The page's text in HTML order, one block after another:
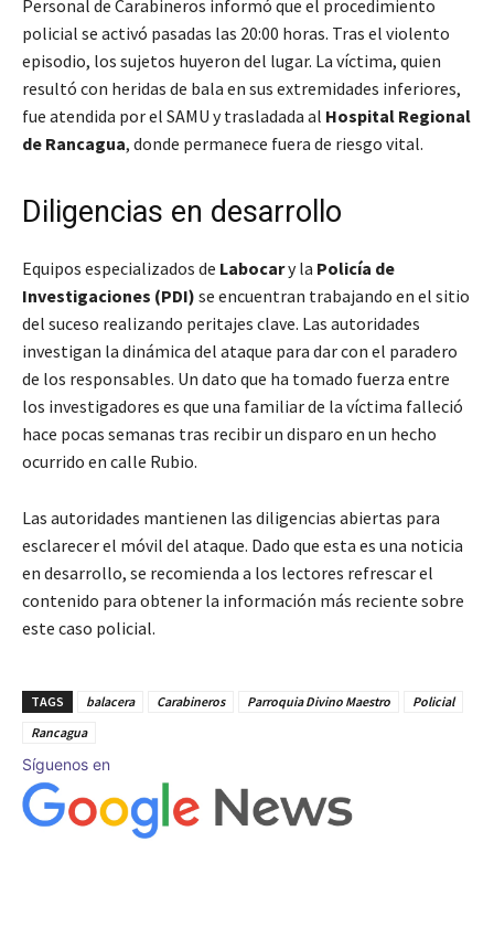
Personal de Carabineros informó que el procedimiento
policial se activó pasadas las 20:00 horas. Tras el violento
episodio, los sujetos huyeron del lugar. La víctima, quien
resultó con heridas de bala en sus extremidades inferiores,
fue atendida por el SAMU y trasladada al Hospital Regional
de Rancagua, donde permanece fuera de riesgo vital.
Diligencias en desarrollo
Equipos especializados de Labocary la Policía de
Investigaciones (PDI) se encuentran trabajando en el sitio
del suceso realizando peritajes clave. Las autoridades
investigan la dinámica del ataque para dar con el paradero
de los responsables. Un dato que ha tomado fuerza entre
los investigadores es que una familiar de la víctima falleció
hace pocas semanas tras recibir un disparo en un hecho
ocurrido en calle Rubio.
Las autoridades mantienen las diligencias abiertas para
esclarecer el móvil del ataque. Dado que esta es una noticia
en desarrollo, se recomienda a los lectores refrescar el
contenido para obtener la información más reciente sobre
este caso policial.
TAGS balacera Carabineros Parroquia Divino Maestro
Policial
Rancagua
Síguenos en